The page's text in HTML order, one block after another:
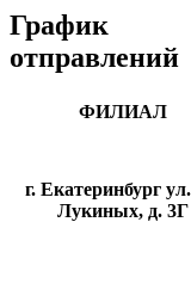
График
отправлений
ФИЛИАЛ
г. Екатеринбург
Лукиных, д. 3Г